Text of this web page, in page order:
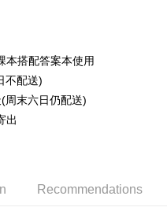
搭配答案本使用
不配送)
周末六日仍配送)
出
Recommendations